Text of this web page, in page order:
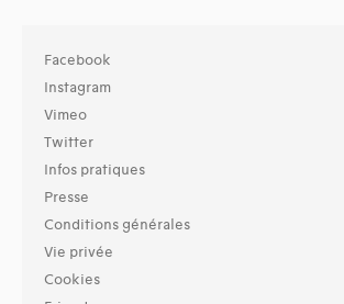
Facebook
Instagram
Vimeo
Twitter
Infos pratiques
Presse
Conditions générales
Vie privée
Cookies